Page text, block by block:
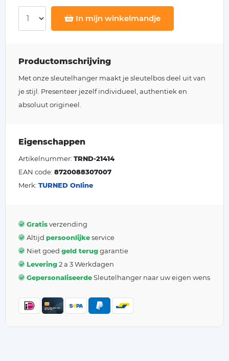
In mijn winkelmandje
Productomschrijving
Met onze sleutelhanger maakt je sleutelbos deel uit van
je stijl. Presenteer jezelf individueel, authentiek en
absoluut origineel.
Eigenschappen
Artikelnummer: TRND-21414
EAN code: 8720088307007
Merk: TURNED Online
Gratisverzending
Altijd persoonlijkeservice
Niet goed geld teruggarantie
Levering2 a 3 Werkdagen
GepersonaliseerdeSleutelhanger naar uw eigen wens